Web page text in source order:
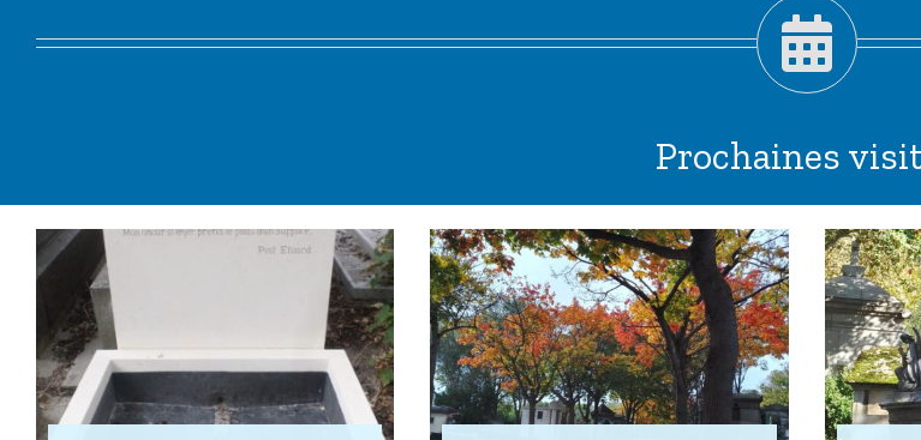
Prochaines